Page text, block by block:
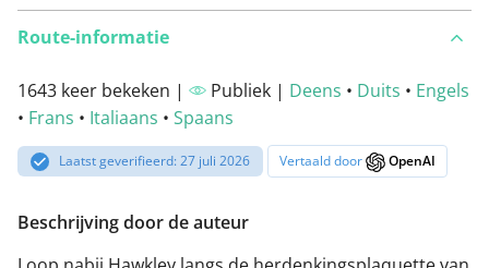
Route-informatie
1643 keer bekeken | Publiek | Deens • Duits • Engels
• Frans • Italiaans • Spaans
Laatst geverifieerd: 27 juli 2026 Vertaald door OpenAI
Beschrijving door de auteur